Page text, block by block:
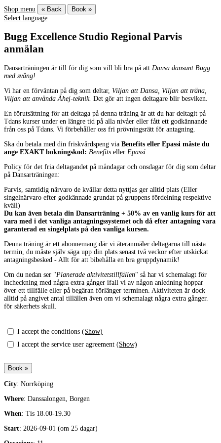
Shop menu « Back
Book »
Select language
Bugg Excellence Studio Regional Parvis
anmälan
Dansarträningen är till för dig som vill bli bra på att Dansa dansant Bugg
med sväng!
Vi har en förväntan på dig som deltar, Viljan att Dansa, Viljan att träna,
Viljan att använda Åhej-teknik. Det gör att ingen deltagare blir besviken.
En förutsättning för att deltaga på denna träning är att du har deltagit på
Tdans kurser under en längre tid på alla nivåer eller fått ett godkännande
från oss på Tdans. Vi förbehåller oss fri prövningsrätt för antagning.
Ska du betala med din friskvårdspeng via Benefits eller Epassi måste du
ange EXAKT bokningskod: Benefits eller Epassi
Policy för det fria deltagandet på måndagar och onsdagar för dig som deltar
på Dansarträningen:
Parvis, samtidig närvaro de kvällar detta nyttjas ger alltid plats (Eller
singelnärvaro efter godkännade grundat på gruppens fördelning respektive
kväll)
Du kan även betala din Dansarträning + 50% av en vanlig kurs för att
vara med i det vanliga antagningssystemet och då efter antagning vara
garanterad en singelplats på den vanliga kursen.
Denna träning är ett abonnemang där vi återanmäler deltagarna till nästa
termin, du måste själv säga upp din plats senast två veckor efter utskickat
antagningsbesked - Allt för att bibehålla en bra gruppdynamik!
Om du nedan ser "Planerade aktivitetstillfällen" så har vi schemalagt för
incheckning med några extra gånger ifall vi av någon anledning hoppar
över ett tillfälle eller på begäran förlänger terminen. Aktiviteten är dock
alltid på angivet antal tillällen även om vi schemalagt några extra gånger.
för säkerhets skull.
I accept the conditions (Show)
I accept the service user agreement (Show)
City: Norrköping
Where: Danssalongen, Borgen
When: Tis 18.00-19.30
Start: 2026-09-01 (om 25 dagar)